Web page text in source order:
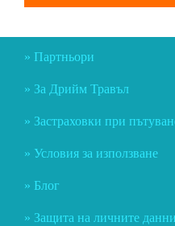
Партньори
За Дрийм Травъл
Застраховки при
Условия за използване
Блог
Защита на личните данни